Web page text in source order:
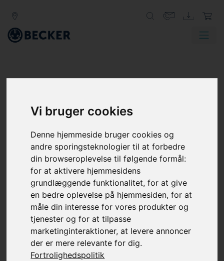
Vi bruger cookies
Denne hjemmeside bruger cookies og
andre sporingsteknologier til at forbedre
din browseroplevelse til følgende formål:
for at aktivere hjemmesidens
grundlæggende funktionalitet,for at give
en bedre oplevelse på hjemmesiden,for at
måle din interesse for vores produkter og
tjenester og for at tilpasse
marketinginteraktioner,at levere annoncer
der er mere relevante for dig.
Fortrolighedspolitik
VARIAIR SV SERIE
SIDEKANAL BLÆSER, 2-TRINS
Becker VARIAIR SV serie sidekanalblæsere genererer sug
eller tryk til en lang række industrielle applikationer.
Disse kompakte vakuumpumper og kompressorer med
variabel frekvens op til 100 Hz tilbyder høj ydeevne i et
stille, berøringsløst miljø. Disse pumper er 100 % fri for
olie og kontakt under drift, og de er meget effektive.